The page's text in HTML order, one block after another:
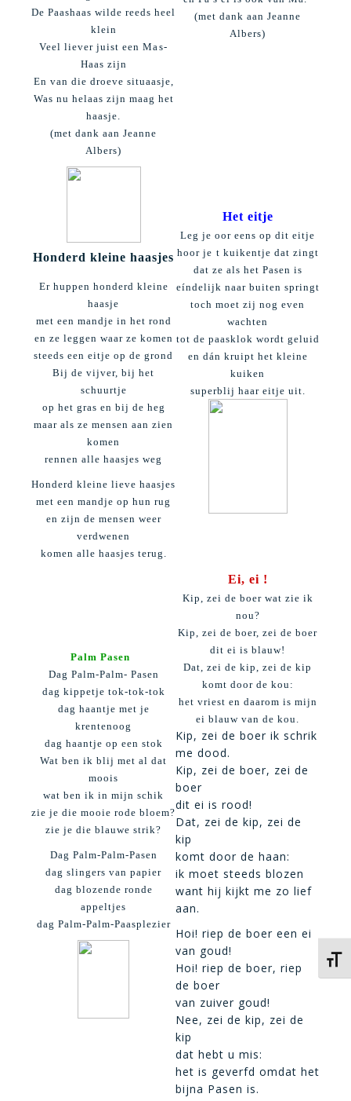
De Paashaas wilde reeds heel
klein
Veel liever juist een Mas-
Haas zijn
En van die droeve situaasje,
Was nu helaas zijn maag het
haasje.
(met dank aan Jeanne
Albers)
(met dank aan Jeanne
Albers)
Honderd kleine haasjes
Er huppen honderd kleine
haasje
met een mandje in het rond
en ze leggen waar ze komen
steeds een eitje op de grond
Bij de vijver, bij het
schuurtje
op het gras en bij de heg
maar als ze mensen aan zien
komen
rennen alle haasjes weg
Honderd kleine lieve haasjes
met een mandje op hun rug
en zijn de mensen weer
verdwenen
komen alle haasjes terug.
Het eitje
Leg je oor eens op dit eitje
hoor je t kuikentje dat zingt
dat ze als het Pasen is
eíndelijk naar buiten springt
toch moet zij nog even
wachten
tot de paasklok wordt geluid
en dán kruipt het kleine
kuiken
superblij haar eitje uit.
Palm Pasen
Dag Palm-Palm- Pasen
dag kippetje tok-tok-tok
dag haantje met je
krentenoog
dag haantje op een stok
Wat ben ik blij met al dat
moois
wat ben ik in mijn schik
zie je die mooie rode bloem?
zie je die blauwe strik?
Dag Palm-Palm-Pasen
dag slingers van papier
dag blozende ronde
appeltjes
dag Palm-Palm-Paasplezier
Ei, ei !
Kip, zei de boer wat zie ik
nou?
Kip, zei de boer, zei de boer
dit ei is blauw!
Dat, zei de kip, zei de kip
komt door de kou:
het vriest en daarom is mijn
ei blauw van de kou.
Kip, zei de boer ik schrik
me dood.
Kip, zei de boer, zei de
boer
dit ei is rood!
Dat, zei de kip, zei de
kip
komt door de haan:
ik moet steeds blozen
want hij kijkt me zo lief
aan.
Hoi! riep de boer een ei
van goud!
Hoi! riep de boer, riep
de boer
van zuiver goud!
Nee, zei de kip, zei de
kip
dat hebt u mis:
het is geverfd omdat het
bijna Pasen is.